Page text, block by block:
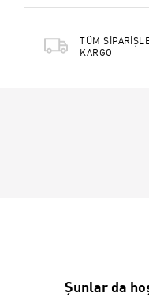
TÜM
KARGO
Şunlar da